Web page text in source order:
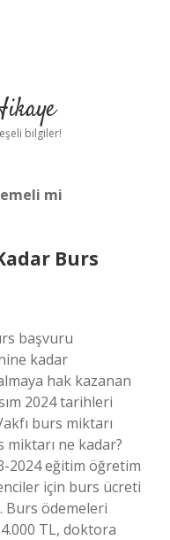
bilgiler!
mi
Burs
başvuru
kadar
hak kazanan
2024 tarihleri
burs miktarı
ne kadar?
2024 eğitim öğretim
için burs ücreti
Burs ödemeleri
TL, doktora